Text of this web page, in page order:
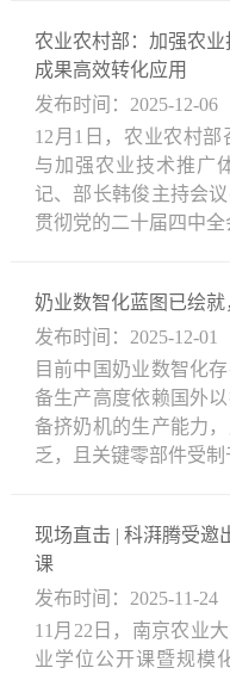
农业农村部：加强农
成果高效转化应用
发布时间：2025-12-06
12月1日，农业农村
与加强农业技术推广
记、部长韩俊主持会
贯彻党的二十届四中
奶业数智化蓝图已绘就
发布时间：2025-12-01
目前中国奶业数智化
备生产高度依赖国外
备挤奶机的生产能力
乏，且关键零部件受
现场直击 | 科湃腾受邀
课
发布时间：2025-11-24
11月22日，南京农业
业学位公开课暨规模